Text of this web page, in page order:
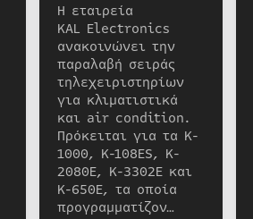
Η εταιρεία
KAL Electronics
ανακοινώνει την
παραλαβή σειράς
τηλεχειριστηρίων
για κλιματιστικά
και air condition.
Πρόκειται για τα K-
1000, K-108ES, K-
2080E, K-3302E και
K-650E, τα οποία
προγραμματίζον…